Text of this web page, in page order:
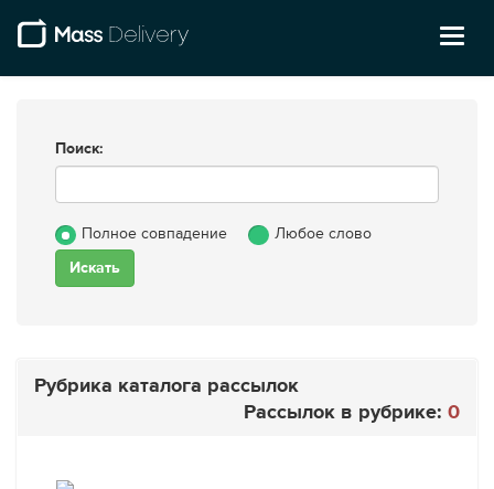
Поиск:
Полное совпадение Любое слово
Рубрика каталога рассылок
Рассылок в рубрике: 0